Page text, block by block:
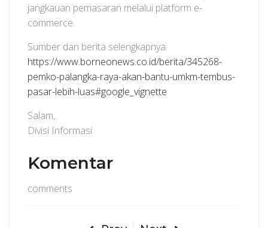
jangkauan pemasaran melalui platform e-
commerce.
Sumber dan berita selengkapnya:
https://www.borneonews.co.id/berita/345268-
pemko-palangka-raya-akan-bantu-umkm-tembus-
pasar-lebih-luas#google_vignette
Salam,
Divisi Informasi
Komentar
comments